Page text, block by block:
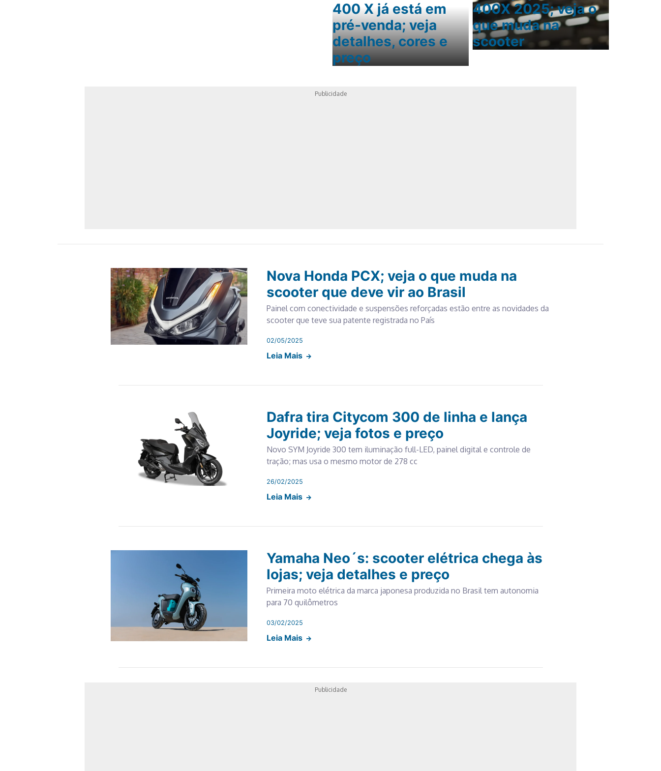
400 X já está em
pré-venda; veja
detalhes, cores e
preço
400X 2025; veja o
que muda na
scooter
Publicidade
Nova Honda PCX; veja o que muda na
scooter que deve vir ao Brasil
Painel com conectividade e suspensões reforçadas estão entre as novidades da
scooter que teve sua patente registrada no País
02/05/2025
Leia Mais
Dafra tira Citycom 300 de linha e lança
Joyride; veja fotos e preço
Novo SYM Joyride 300 tem iluminação full-LED, painel digital e controle de
tração; mas usa o mesmo motor de 278 cc
26/02/2025
Leia Mais
Yamaha Neo´s: scooter elétrica chega às
lojas; veja detalhes e preço
Primeira moto elétrica da marca japonesa produzida no Brasil tem autonomia
para 70 quilômetros
03/02/2025
Leia Mais
Publicidade